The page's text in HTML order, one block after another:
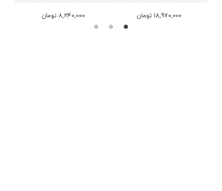
8,240,000 تومان 18,970,000 تومان